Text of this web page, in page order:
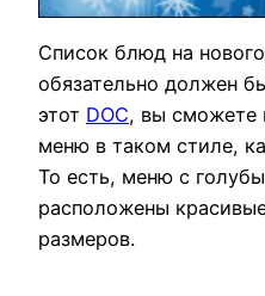
Список блюд на
обязательно должен
этот DOC, вы сможете
меню в таком стиле,
То есть, меню с
расположены
размеров.